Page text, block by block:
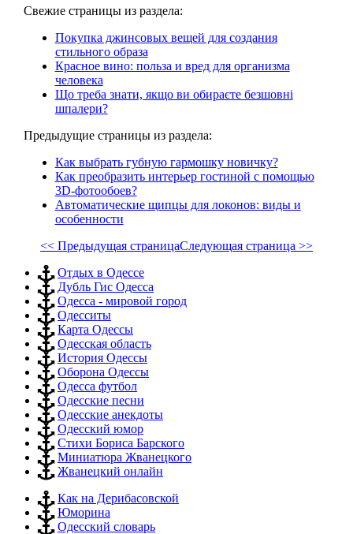
Свежие страницы из раздела:
Покупка джинсовых вещей для создания
стильного образа
Красное вино: польза и вред для организма
человека
Що треба знати, якщо ви обираєте безшовні
шпалери?
Предыдущие страницы из раздела:
Как выбрать губную гармошку новичку?
Как преобразить интерьер гостиной с помощью
3D-фотообоев?
Автоматические щипцы для локонов: виды и
особенности
<< Предыдущая страницаСледующая страница >>
Отдых в Одессе
Дубль Гис Одесса
Одесса - мировой город
Одесситы
Карта Одессы
Одесская область
История Одессы
Оборона Одессы
Одесса футбол
Одесские песни
Одесские анекдоты
Одесский юмор
Стихи Бориса Барского
Миниатюра Жванецкого
Жванецкий онлайн
Как на Дерибасовской
Юморина
Одесский словарь